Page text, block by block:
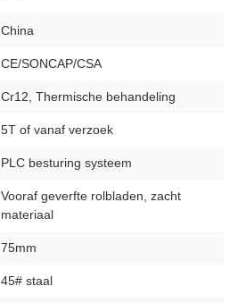
China
CE/SONCAP/CSA
Cr12, Thermische behandeling
5T of vanaf verzoek
PLC besturing systeem
Vooraf geverfte rolbladen, zacht
materiaal
75mm
45# staal